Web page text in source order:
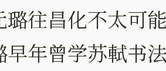
璐往昌化不太可
早年曾学苏軾书